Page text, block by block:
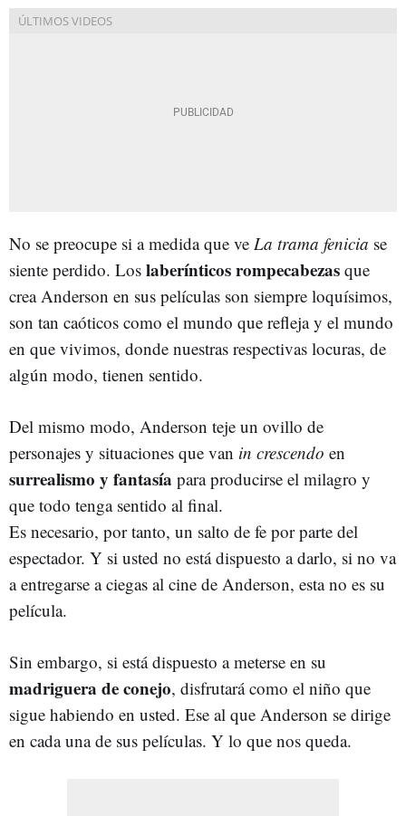
No se preocupe si a medida que ve La trama fenicia se
siente perdido. Los laberínticos rompecabezas que
crea Anderson en sus películas son siempre loquísimos,
son tan caóticos como el mundo que refleja y el mundo
en que vivimos, donde nuestras respectivas locuras, de
algún modo, tienen sentido.
Del mismo modo, Anderson teje un ovillo de
personajes y situaciones que van in crescendo en
surrealismo y fantasía para producirse el milagro y
que todo tenga sentido al final.
Es necesario, por tanto, un salto de fe por parte del
espectador. Y si usted no está dispuesto a darlo, si no va
a entregarse a ciegas al cine de Anderson, esta no es su
película.
Sin embargo, si está dispuesto a meterse en su
madriguera de conejo, disfrutará como el niño que
sigue habiendo en usted. Ese al que Anderson se dirige
en cada una de sus películas. Y lo que nos queda.